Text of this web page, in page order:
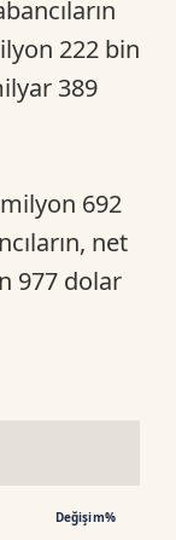
222 bin
389
692
net
977 dolar
Değişim%